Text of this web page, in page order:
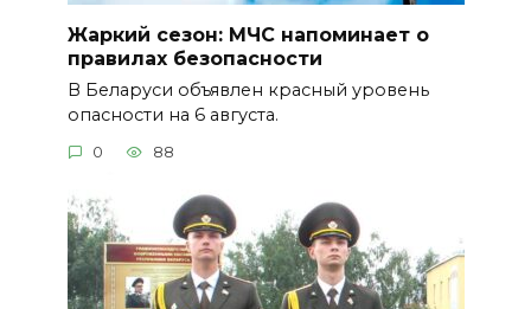
Жаркий сезон: МЧС напоминает о
правилах безопасности
В Беларуси объявлен красный уровень
опасности на 6 августа.
0 88